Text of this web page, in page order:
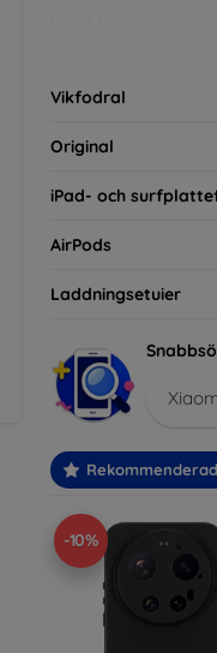
inte bara
eller de som bara
Vikfodral
Original
iPad- och
AirPods
Laddningsetuier
-10%